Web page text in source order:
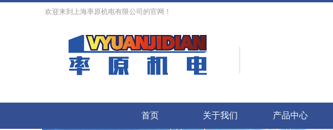
欢迎来到上海率原机电有限公司的官网！
首页 关于我们 产品中心